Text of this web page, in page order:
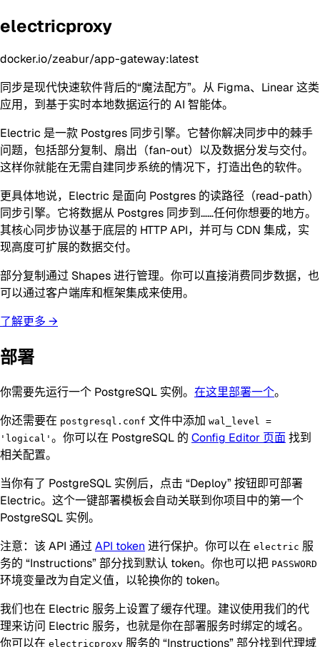
electricproxy
docker.io/zeabur/app-gateway:latest
同步是现代快速软件背后的“魔法配方”。从 Figma、Linear 这类
应用，到基于实时本地数据运行的 AI 智能体。
Electric 是一款 Postgres 同步引擎。它替你解决同步中的棘手
问题，包括部分复制、扇出（fan-out）以及数据分发与交付。
这样你就能在无需自建同步系统的情况下，打造出色的软件。
更具体地说，Electric 是面向 Postgres 的读路径（read-path）
同步引擎。它将数据从 Postgres 同步到……任何你想要的地方。
其核心同步协议基于底层的 HTTP API，并可与 CDN 集成，实
现高度可扩展的数据交付。
部分复制通过 Shapes 进行管理。你可以直接消费同步数据，也
可以通过客户端库和框架集成来使用。
了解更多 →
部署
你需要先运行一个 PostgreSQL 实例。 在这里部署一个。
你还需要在 postgresql.conf 文件中添加 wal_level =
'logical' 。你可以在 PostgreSQL 的 Config Editor 页面找到
相关配置。
当你有了 PostgreSQL 实例后，点击 “Deploy” 按钮即可部署
Electric。这个一键部署模板会自动关联到你项目中的第一个
PostgreSQL 实例。
注意：该 API 通过API token 进行保护。你可以在 electric 服
务的 “Instructions” 部分找到默认 token。你也可以把 PASSWORD
环境变量改为自定义值，以轮换你的 token。
我们也在 Electric 服务上设置了缓存代理。建议使用我们的代
理来访问 Electric 服务，也就是你在部署服务时绑定的域名。
你可以在 electricproxy 服务的 “Instructions” 部分找到代理域